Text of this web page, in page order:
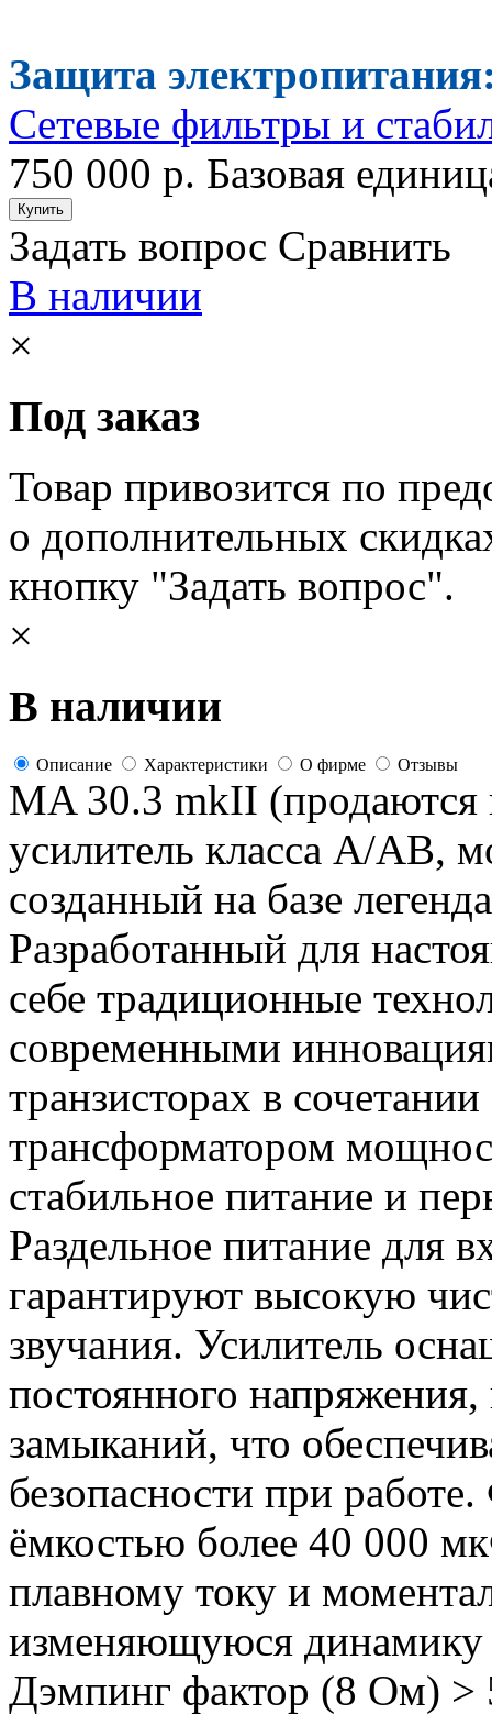
Защита
Сетевые фильтры и
750 000 р. Базовая
Задать вопрос Сравнить
В наличии
×
Под заказ
Товар привозится по
о дополнительных
кнопку "Задать вопрос".
×
В наличии
Описание Характеристики О фирме Отзывы
MA 30.3 mkII
усилитель класса A/
созданный на базе
Разработанный для
себе традиционные
современными
транзисторах в
трансформатором
стабильное питание и
Раздельное питание для
гарантируют высокую
звучания. Усилитель
постоянного напряжения,
замыканий, что
безопасности при
ёмкостью более 40 000
плавному току и
изменяющуюся динамику
Дэмпинг фактор (8 Ом) >